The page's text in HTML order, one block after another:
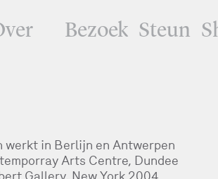
Bezoek Steun
in Berlijn en Antwerpen
Arts Centre, Dundee
Gallery, New York 2004